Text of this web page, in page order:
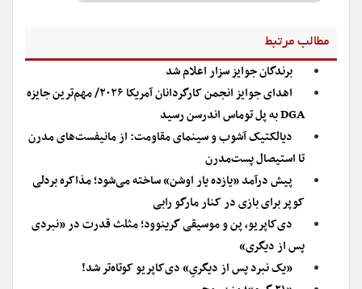
مطالب مرتبط
برندگان جوایز سزار اعلام شد
اهدای جوایز انجمن کارگردانان آمریکا ۲۰۲۶/ مهم‌ترین جایزه
DGA به پل توماس اندرسن رسید
دیالکتیک آشوب و سینمای مقاومت: از مانیفست‌های مدرن
تا استیصال پست‌مدرن
پیش درآمد «یازده یار اوشن» ساخته می‌شود؛ مذاکره بردلی
کوپر برای بازی در کنار مارگو رابی
دی‌کاپریو، پن و موسیقی گرینوود؛ مثلث قدرت در «نبردی
پس از دیگری»
«یک نبرد پس از دیگریِ» دی‌کاپریو کوتاه‌تر شد!